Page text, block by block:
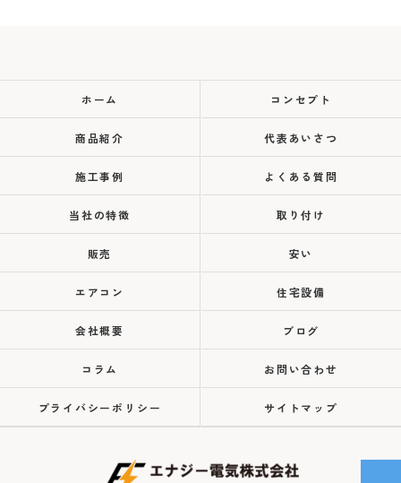
ホーム コンセプト
商品紹介 代表あいさつ
施工事例 よくある質問
当社の特徴 取り付け
販売 安い
エアコン 住宅設備
会社概要 ブログ
コラム お問い合わせ
プライバシーポリシー サイトマップ